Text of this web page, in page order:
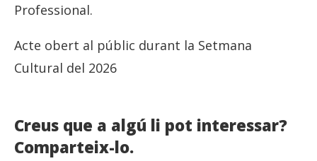
Professional.
Acte obert al públic durant la Setmana
Cultural del 2026
Creus que a algú li pot interessar?
Comparteix-lo.